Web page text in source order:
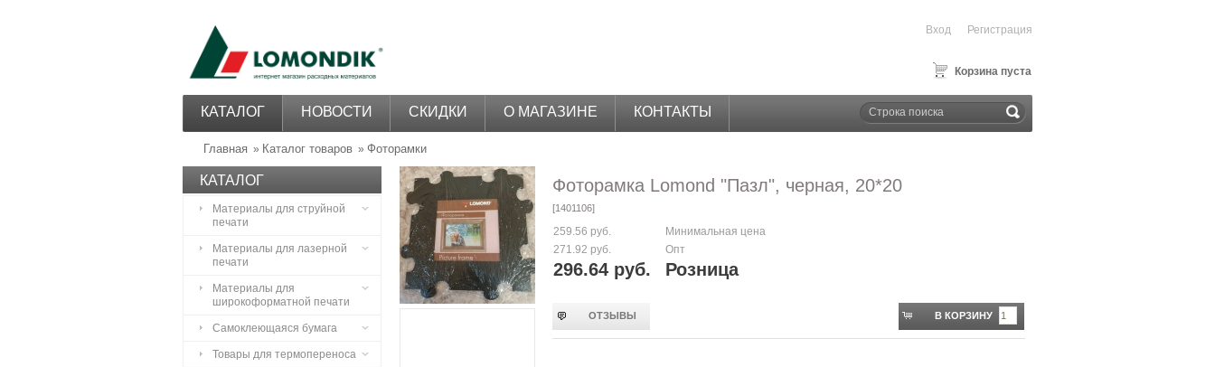
КАТАЛОГ НОВОСТИ СКИДКИ О МАГАЗИНЕ КОНТАКТЫ
Корзина пуста
Регистрация
Вход
Главная » Каталог товаров » Фоторамки
Фоторамка Lomond "Пазл", черная, 20*20
[1401106]
259.56 руб.
Минимальная цена
271.92 руб.
Опт
296.64 руб. Розница
ОТЗЫВЫ В КОРЗИНУ
КАТАЛОГ
Материалы для струйной
печати
Материалы для лазерной
печати
Материалы для
широкоформатной печати
Самоклеющаяся бумага
Товары для термопереноса